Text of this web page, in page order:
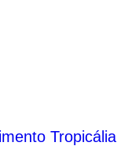
Tropicália